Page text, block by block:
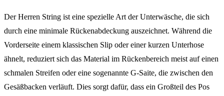
Der Herren String ist eine spezielle Art der Unterwäsche, die sich
durch eine minimale Rückenabdeckung auszeichnet. Während die
Vorderseite einem klassischen Slip oder einer kurzen Unterhose
ähnelt, reduziert sich das Material im Rückenbereich meist auf einen
schmalen Streifen oder eine sogenannte G-Saite, die zwischen den
Gesäßbacken verläuft. Dies sorgt dafür, dass ein Großteil des Pos